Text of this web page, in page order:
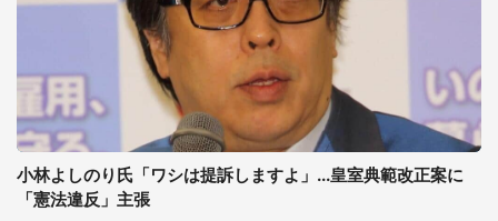
小林よしのり氏「ワシは提訴しますよ」...皇室典範改正案に
「憲法違反」主張